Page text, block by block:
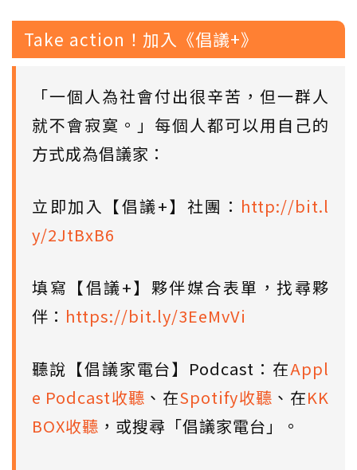
Take action！加入《倡議+》
「一個人為社會付出很辛苦，但一群人
就不會寂寞。」每個人都可以用自己的
方式成為倡議家：
立即加入【倡議+】社團： http://bit.l
y/2JtBxB6
填寫【倡議+】夥伴媒合表單，找尋夥
伴： https://bit.ly/3EeMvVi
聽說【倡議家電台】Podcast：在Appl
e Podcast收聽 、在Spotify收聽 、在KK
BOX收聽 ，或搜尋「倡議家電台」。